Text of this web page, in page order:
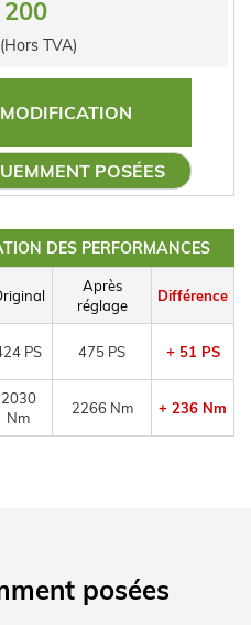
TVA)
POSÉES
DES PERFORMANCES
Après
réglage
Différence
PS 475 PS + 51 PS
2030
Nm
2266 Nm + 236 Nm
posées